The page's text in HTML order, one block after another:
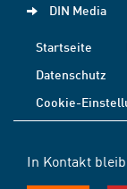
DIN Media
Startseite
Datenschutz
Cookie-
In Kontakt